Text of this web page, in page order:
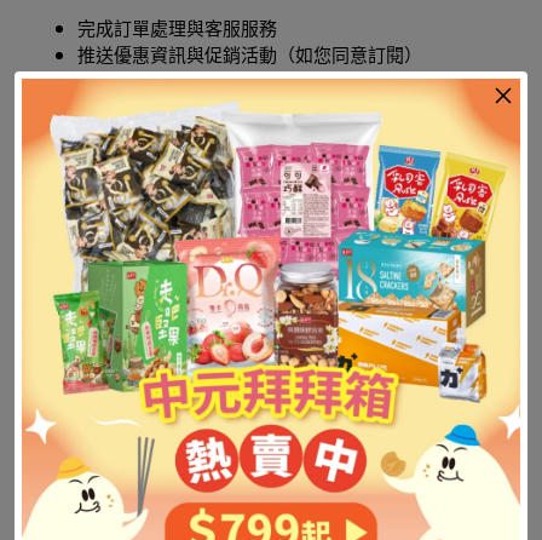
完成訂單處理與客服服務
推送優惠資訊與促銷活動（如您同意訂閱）
改善服務品質及使用者體驗
遵守法律規定
3. 資料保護措施
我們採取合理安全技術與管理措施，防止您的個人資料遭到
未授權存取、洩漏、竄改或損毀。
4. 資料分享
我們不會出售或出借您的個人資料。除以下情況外，我們不
會向第三方揭露您的資料：
取得您的同意
為完成物流、金流等交易必要服務
法律要求或政府機關依法請求
5. 使用者權利
您有權：